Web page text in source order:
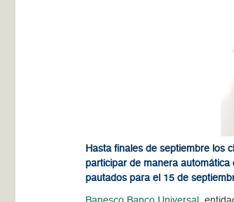
Hasta finales de septiembre los
participar de manera
pautados para el 15 de